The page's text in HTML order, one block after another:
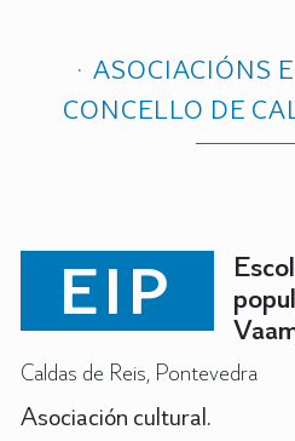
ASOCIACIÓNS
CONCELLO DE
EIP
Caldas de Reis, Pontevedra
Asociación cultural.